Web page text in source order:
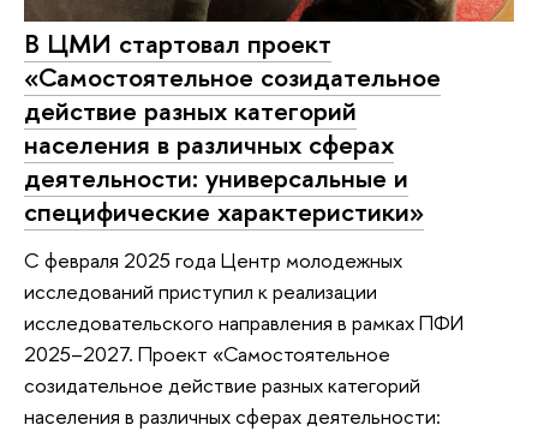
В ЦМИ стартовал проект
«Самостоятельное созидательное
действие разных категорий
населения в различных сферах
деятельности: универсальные и
специфические характеристики»
С февраля 2025 года Центр молодежных
исследований приступил к реализации
исследовательского направления в рамках ПФИ
2025–2027. Проект «Самостоятельное
созидательное действие разных категорий
населения в различных сферах деятельности: